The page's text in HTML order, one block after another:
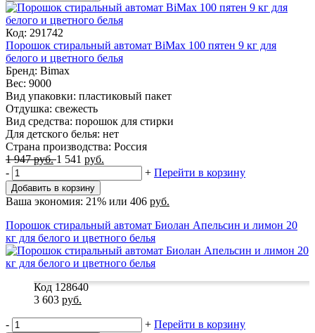
Код: 291742
Порошок стиральный автомат BiMax 100 пятен 9 кг для
белого и цветного белья
Бренд: Bimax
Вес: 9000
Вид упаковки: пластиковый пакет
Отдушка: свежесть
Вид средства: порошок для стирки
Для детского белья: нет
Страна производства: Россия
1 947руб. 1 541 руб.
-
+ Перейти в корзину
Добавить в корзину
Ваша экономия: 21% или 406 руб.
Порошок стиральный автомат Биолан Апельсин и лимон 20
кг для белого и цветного белья
Код 128640
3 603 руб.
- + Перейти в корзину